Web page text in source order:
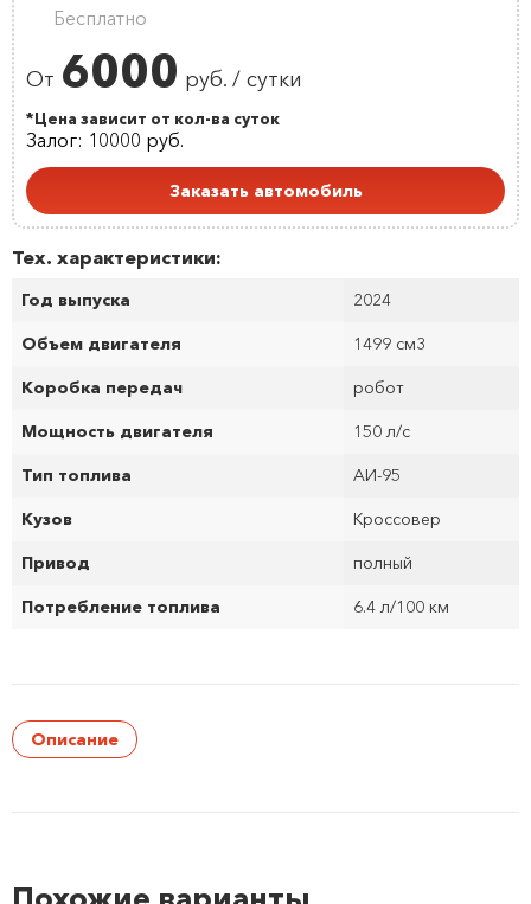
Бесплатно
От 6000 руб. / сутки
*Цена зависит от кол-ва суток
Залог: 10000 руб.
Заказать автомобиль
Тех. характеристики:
Год выпуска 2024
Объем двигателя 1499 см3
Коробка передач робот
Мощность двигателя 150 л/с
Тип топлива АИ-95
Кузов Кроссовер
Привод полный
Потребление топлива 6.4 л/100 км
Описание